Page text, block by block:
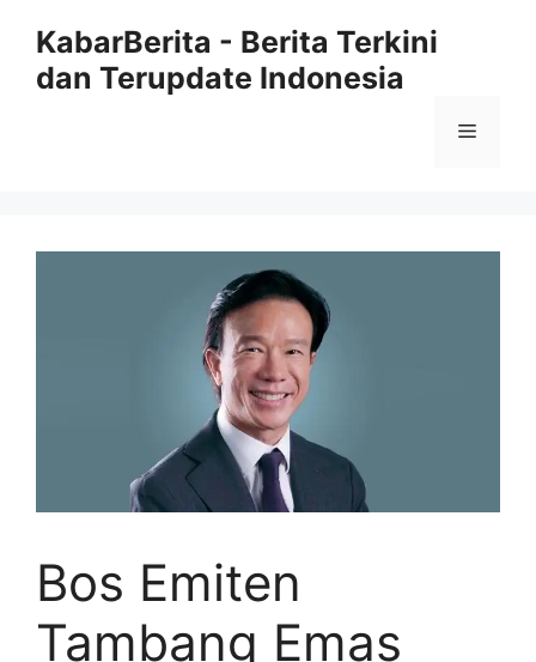
KabarBerita - Berita Terkini
dan Terupdate Indonesia
Menu
Bos Emiten
Tambang Emas